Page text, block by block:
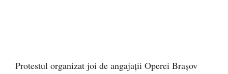
Protestul organizat joi de angajații Operei Brașov